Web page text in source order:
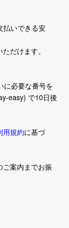
払いできる安
だけます。
に必要な番号を
easy) で10日後
用規約に基づ
ご案内までお振